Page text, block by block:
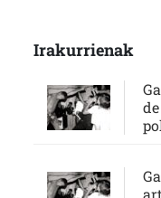
Irakurrienak